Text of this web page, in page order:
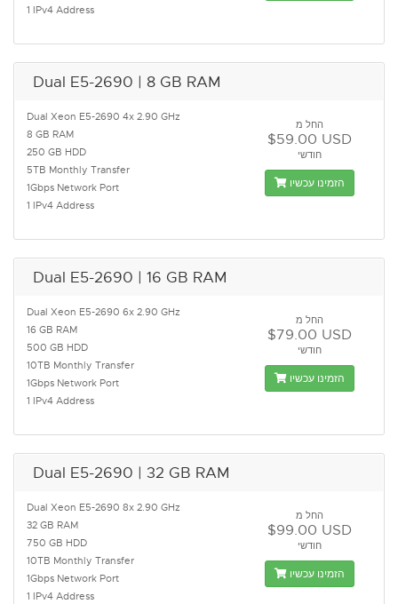
1 IPv4 Address
Dual E5-2690 | 8 GB RAM
Dual Xeon E5-2690 4x 2.90 GHz
8 GB RAM
250 GB HDD
5TB Monthly Transfer
1Gbps Network Port
1 IPv4 Address
החל מ
$59.00 USD
חודשי
הזמינו עכשיו
Dual E5-2690 | 16 GB RAM
Dual Xeon E5-2690 6x 2.90 GHz
16 GB RAM
500 GB HDD
10TB Monthly Transfer
1Gbps Network Port
1 IPv4 Address
החל מ
$79.00 USD
חודשי
הזמינו עכשיו
Dual E5-2690 | 32 GB RAM
Dual Xeon E5-2690 8x 2.90 GHz
32 GB RAM
750 GB HDD
10TB Monthly Transfer
1Gbps Network Port
1 IPv4 Address
החל מ
$99.00 USD
חודשי
הזמינו עכשיו